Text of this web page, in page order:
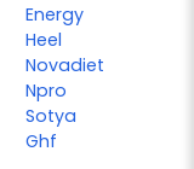
Energy
Heel
Novadiet
Npro
Sotya
Ghf